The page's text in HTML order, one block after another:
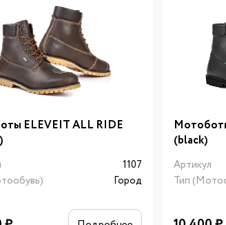
ELEVEIT ALL RIDE
1107
Город
(black)
Артикул
Тип